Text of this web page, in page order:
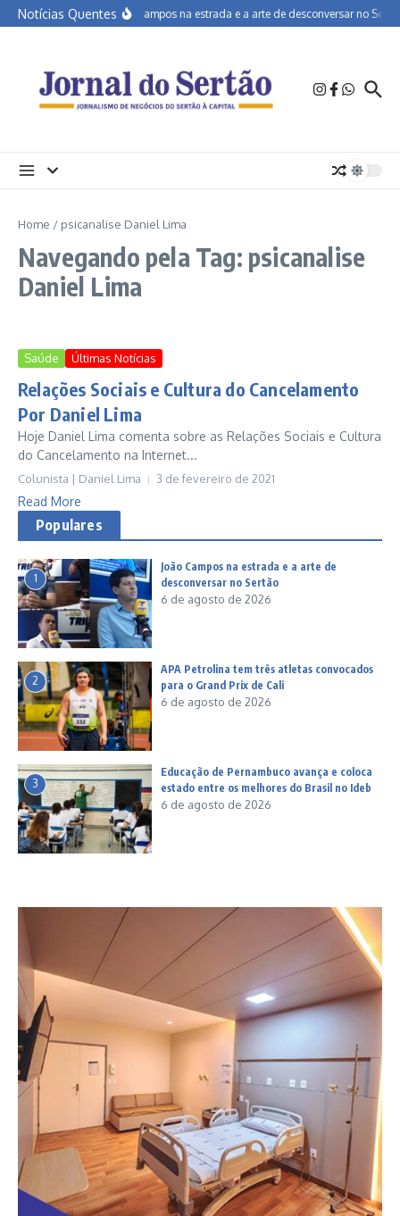
Ir para o conteúdo
Notícias QuentesJoão Campos na estrada e a arte de desconversar no Sertão
Home / psicanalise Daniel Lima
Navegando pela Tag: psicanalise
Daniel Lima
Saúde Últimas Notícias
Relações Sociais e Cultura do Cancelamento
Por Daniel Lima
Hoje Daniel Lima comenta sobre as Relações Sociais e Cultura
do Cancelamento na Internet...
Colunista | Daniel Lima 3 de fevereiro de 2021
Read More
Populares
1
João Campos na estrada e a arte de
desconversar no Sertão
6 de agosto de 2026
2
APA Petrolina tem três atletas convocados
para o Grand Prix de Cali
6 de agosto de 2026
3
Educação de Pernambuco avança e coloca
estado entre os melhores do Brasil no Ideb
6 de agosto de 2026